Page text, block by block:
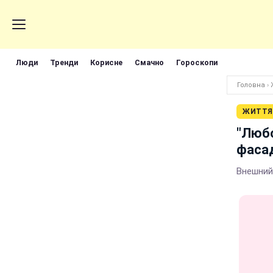
Люди Тренди Корисне Смачно Гороскопи
Головна ›
ЖИТТЯ